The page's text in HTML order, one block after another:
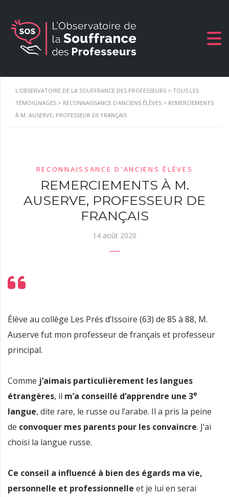
L'OBSERVATOIRE DE LA SOUFFRANCE DES PROFESSEURS > TOUS LES
TÉMOIGNAGES > RECONNAISSANCE D'ANCIENS ÉLÈVES > REMERCIEMENTS
À M. AUSERVE, PROFESSEUR DE FRANÇAIS
RECONNAISSANCE D'ANCIENS ÉLÈVES
REMERCIEMENTS À M.
AUSERVE, PROFESSEUR DE
FRANÇAIS
14 août 2020
Élève au collège Les Prés d’Issoire (63) de 85 à 88, M.
Auserve fut mon professeur de français et professeur
principal.
Comme j’aimais particulièrement les langues
étrangères, il m’a conseillé d’apprendre une 3e
langue, dite rare, le russe ou l’arabe. Il a pris la peine
de convoquer mes parents pour les convaincre. J’ai
choisi la langue russe.
Ce conseil a influencé à bien des égards ma vie,
personnelle et professionnelle et je lui en serai